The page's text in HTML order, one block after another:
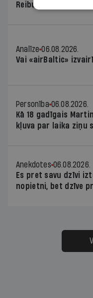
Reibuma cena
Analīze 06.08.2026.
Vai «airBaltic»
Personība 06.08.2026.
Kā 18 gadīgais
kļuva par laika ziņu
Anekdotes 06.08.2026.
Es pret savu dzīvi
nopietni, bet dzīve